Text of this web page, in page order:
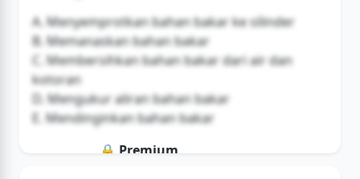
A. Menyemprotkan bahan bakar ke silinder
B. Memanaskan bahan bakar
C. Membersihkan bahan bakar dari air dan
kotoran
D. Mengukur aliran bahan bakar
E. Mendinginkan bahan bakar
🔒 Premium